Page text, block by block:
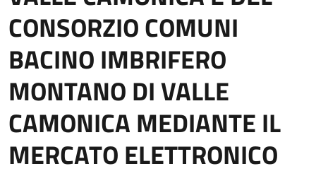
CONSORZIO COMUNI
BACINO IMBRIFERO
MONTANO DI VALLE
CAMONICA MEDIANTE IL
MERCATO ELETTRONICO